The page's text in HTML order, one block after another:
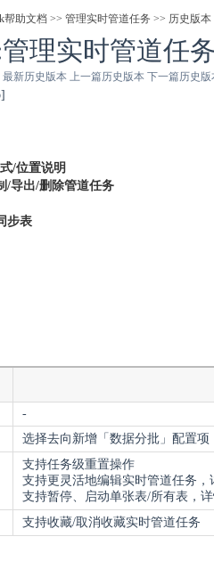
帮助文档 >> 管理实时管道任务 >> 历史版本
理实时管道任
最新历史版本 上一篇历史版本 下一篇历史版
/位置说明
/导出/删除管道任务
步表
-
选择去向新增「数据分批」配置
支持任务级重置操作
支持更灵活地编辑实时管道任务
支持暂停、启动单张表/所有表，
支持收藏/取消收藏实时管道任务